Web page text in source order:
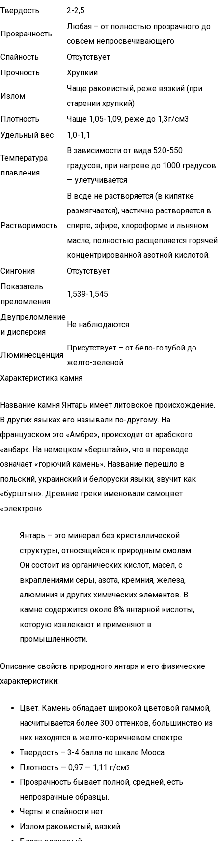
Твердость
2-2,5
Прозрачность
Любая – от полностью прозрачного до
совсем непросвечивающего
Спайность
Отсутствует
Прочность
Хрупкий
Излом
Чаще раковистый, реже вязкий (при
старении хрупкий)
Плотность
Чаще 1,05-1,09, реже до 1,3г/см3
Удельный вес
1,0-1,1
Температура
плавления
В зависимости от вида 520-550
градусов, при нагреве до 1000 градусов
— улетучивается
Растворимость
В воде не растворяется (в кипятке
размягчается), частично растворяется в
спирте, эфире, хлороформе и льняном
масле, полностью расщепляется горячей
концентрированной азотной кислотой.
Сингония
Отсутствует
Показатель
преломления
1,539-1,545
Двупреломление
и дисперсия
Не наблюдаются
Люминесценция
Присутствует – от бело-голубой до
желто-зеленой
Характеристика камня
Название камня Янтарь имеет литовское происхождение.
В других языках его называли по-другому. На
французском это «Амбре», происходит от арабского
«анбар». На немецком «берштайн», что в переводе
означает «горючий камень». Название перешло в
польский, украинский и белоруски языки, звучит как
«бурштын». Древние греки именовали самоцвет
«электрон».
Янтарь – это минерал без кристаллической
структуры, относящийся к природным смолам.
Он состоит из органических кислот, масел, с
вкраплениями серы, азота, кремния, железа,
алюминия и других химических элементов. В
камне содержится около 8% янтарной кислоты,
которую извлекают и применяют в
промышленности.
Описание свойств природного янтаря и его физические
характеристики:
Цвет. Камень обладает широкой цветовой гаммой,
насчитывается более 300 оттенков, большинство из
них находятся в желто-коричневом спектре.
Твердость – 3-4 балла по шкале Мооса.
Плотность — 0,97 — 1,11 г/смᶾ
Прозрачность бывает полной, средней, есть
непрозрачные образцы.
Черты и спайности нет.
Излом раковистый, вязкий.